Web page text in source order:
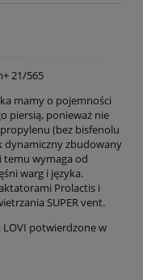
21/565
mamy o pojemności
piersią, ponieważ nie
(bez bisfenolu
dynamiczny zbudowany
temu wymaga od
warg i języka.
Prolactis i
SUPER vent.
potwierdzone w